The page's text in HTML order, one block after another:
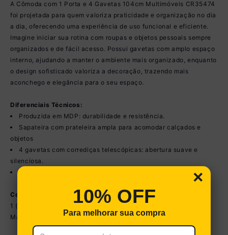
A Cômoda com 1 Porta e 4 Gavetas 104cm Multimóveis CR35474
foi projetada para quem valoriza praticidade e organização no dia
a dia, oferecendo uma experiência de uso funcional e eficiente.
Imagine iniciar sua rotina com roupas e objetos pessoais sempre
organizados e de fácil acesso. Possui gavetas com amplo espaço
interno, ajudando a manter o ambiente mais organizado, enquanto
o design sofisticado valoriza a decoração, trazendo mais
aconchego e elegância para o seu espaço.
Diferenciais Técnicos:
Produzida em MDP: durabilidade e resistência.
Sapateira com prateleira ampla para acomodar calçados e
objetos
4 gavetas com corrediças telescópicas: abertura suave e
silenciosa.
Design inteligente: amplo espaço interno.
Conteúdo da Embalagem:
1 (uma) Cômoda
Manual de Montagem e Kit Ferragem
×
10% OFF
Para melhorar sua compra